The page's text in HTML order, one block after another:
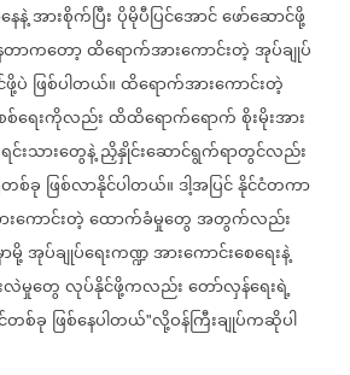
နဲ့အားစိုက်ပြီးပိုမိုပီပြင်အောင်ဖော်ဆောင်ဖို့
ာကတော့ထိရောက်အားကောင်းတဲ့အုပ်ချုပ်
ဖို့ပဲ ဖြစ်ပါတယ်။ထိရောက်အားကောင်းတဲ့
စ်ရေးကိုလည်းထိထိရောက်ရောက်စိုးမိုးအား
င်းသားတွေနဲ့ညှိနှိုင်းဆောင်ရွက်ရာတွင်လည်း
စ်ခု ဖြစ်လာနိုင်ပါတယ်။ဒါ့အပြင်နိုင်ငံတကာ
းကောင်းတဲ့ထောက်ခံမှုတွေအတွက်လည်း
မို့အုပ်ချုပ်ရေးကဏ္ဍအားကောင်းစေရေးနဲ့
းလဲမှုတွေလုပ်နိုင်ဖို့ကလည်းတော်လှန်ရေးရဲ့
စ်ခု ဖြစ်နေပါတယ်"လို့ဝန်ကြီးချုပ်ကဆိုပါ